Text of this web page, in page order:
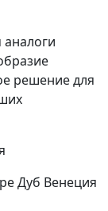
решение для
Дуб Венеция